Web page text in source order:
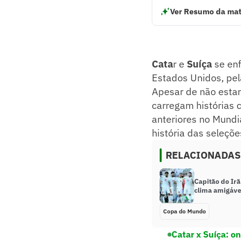
Ver Resumo da
Resumo supervisionado
Catar e Suíça se
Estados Unidos,
Apesar de não
carregam histórias
anteriores no
história das
RELACIONADAS
Capitão do
clima
Copa do Mundo
Catar x Suíça: